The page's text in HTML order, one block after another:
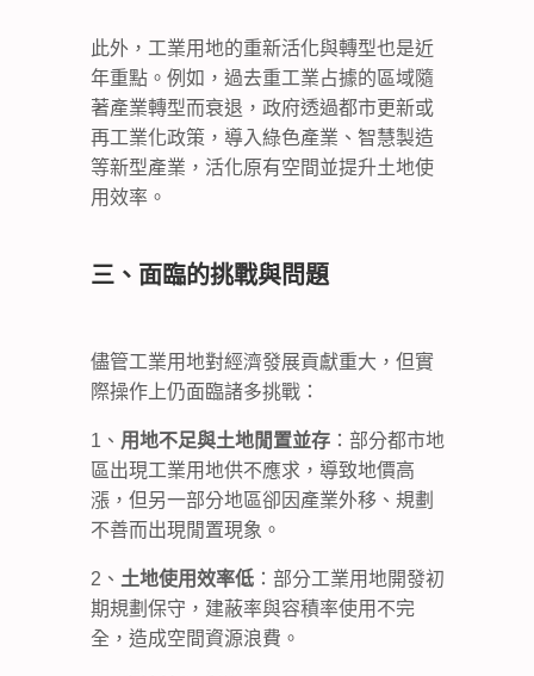
此外，工業用地的重新活化與轉型也是近
年重點。例如，過去重工業占據的區域隨
著產業轉型而衰退，政府透過都市更新或
再工業化政策，導入綠色產業、智慧製造
等新型產業，活化原有空間並提升土地使
用效率。
三、面臨的挑戰與問題
儘管工業用地對經濟發展貢獻重大，但實
際操作上仍面臨諸多挑戰：
1、 用地不足與土地閒置並存 ：部分都市地
區出現工業用地供不應求，導致地價高
漲，但另一部分地區卻因產業外移、規劃
不善而出現閒置現象。
2、 土地使用效率低 ：部分工業用地開發初
期規劃保守，建蔽率與容積率使用不完
全，造成空間資源浪費。